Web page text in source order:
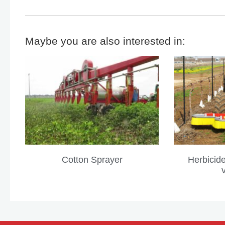
Maybe you are also interested in:
Cotton Sprayer